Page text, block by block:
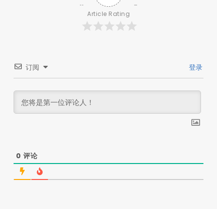
Article Rating
订阅 登录
0 评论